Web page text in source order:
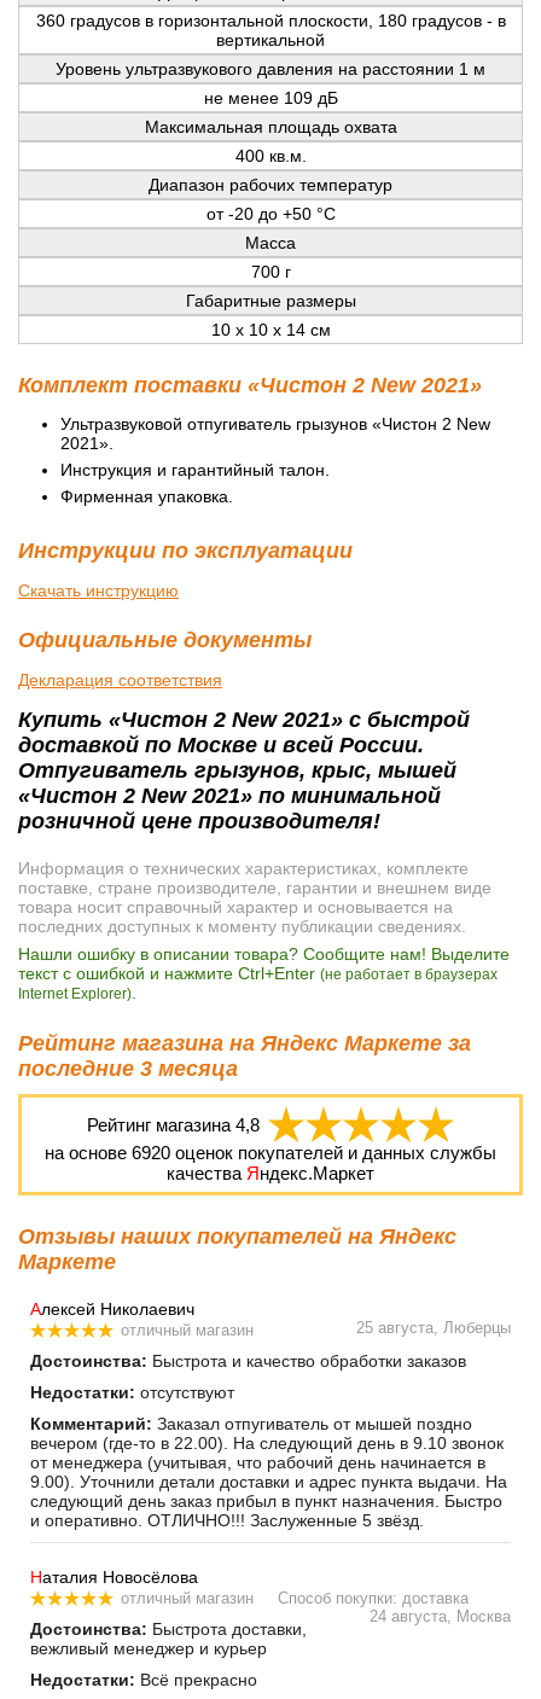
360 градусов в горизонтальной плоскости, 180 градусов - в
вертикальной
Уровень ультразвукового давления на расстоянии 1 м
не менее 109 дБ
Максимальная площадь охвата
400 кв.м.
Диапазон рабочих температур
от -20 до +50 °С
Масса
700 г
Габаритные размеры
10 x 10 x 14 см
Комплект поставки «Чистон 2 New 2021»
Ультразвуковой отпугиватель грызунов «Чистон 2 New
2021».
Инструкция и гарантийный талон.
Фирменная упаковка.
Инструкции по эксплуатации
Скачать инструкцию
Официальные документы
Декларация соответствия
Купить «Чистон 2 New 2021» с быстрой
доставкой по Москве и всей России.
Отпугиватель грызунов, крыс, мышей
«Чистон 2 New 2021» по минимальной
розничной цене производителя!
Информация о технических характеристиках, комплекте
поставке, стране производителе, гарантии и внешнем виде
товара носит справочный характер и основывается на
последних доступных к моменту публикации сведениях.
Нашли ошибку в описании товара? Сообщите нам! Выделите
текст с ошибкой и нажмите Ctrl+Enter (не работает в браузерах
Internet Explorer).
Рейтинг магазина на Яндекс Маркете за
последние 3 месяца
Рейтинг магазина 4,8
на основе 6920 оценок покупателей и данных службы
качества Яндекс.Маркет
Отзывы наших покупателей на Яндекс
Маркете
Алексей Николаевич
отличный магазин 25 августа, Люберцы
Достоинства: Быстрота и качество обработки заказов
Недостатки: отсутствуют
Комментарий: Заказал отпугиватель от мышей поздно
вечером (где-то в 22.00). На следующий день в 9.10 звонок
от менеджера (учитывая, что рабочий день начинается в
9.00). Уточнили детали доставки и адрес пункта выдачи. На
следующий день заказ прибыл в пункт назначения. Быстро
и оперативно. ОТЛИЧНО!!! Заслуженные 5 звёзд.
Наталия Новосёлова
отличный магазин
Способ покупки: доставка
24 августа, Москва
Достоинства: Быстрота доставки,
вежливый менеджер и курьер
Недостатки: Всё прекрасно